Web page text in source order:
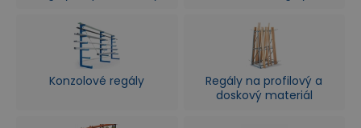
Konzolové regály
Regály na profilový a
doskový materiál